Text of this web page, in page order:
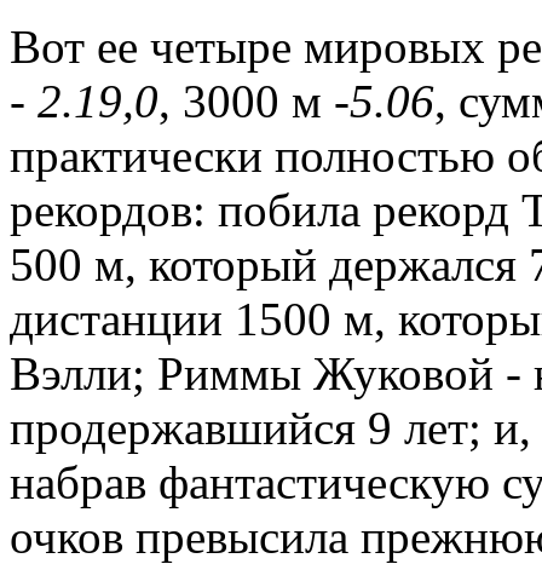
Вот ее четыре мировых
- 2.19,0, 3000 м -5.06,
практически полностью
рекордов: побила
500 м, который держался
дистанции 1500 м,
Вэлли; Риммы Жуковой -
продержавшийся 9 лет;
набрав фантастическую
очков превысила